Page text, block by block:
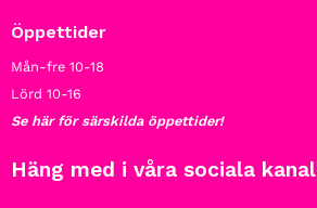
Öppettider
Mån-fre 10-18
Lörd 10-16
Se här för särskilda öppettider!
Häng med i våra sociala